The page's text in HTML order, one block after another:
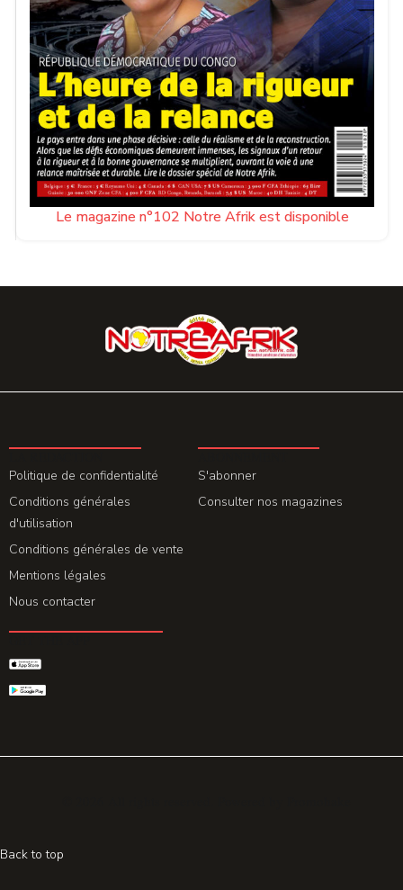
Le magazine n°102 Notre Afrik est disponible
Politique de confidentialité
Conditions générales
d'utilisation
Conditions générales de vente
Mentions légales
Nous contacter
S'abonner
Consulter nos magazines
Back to top